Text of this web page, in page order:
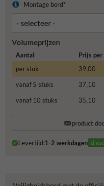
Montage bord*
Volumeprijzen
Aantal Prijs per
per stuk
39,00
vanaf 5 stuks
37,10
vanaf 10 stuks
35,10
product
Levertijd:1-2 werkdagen